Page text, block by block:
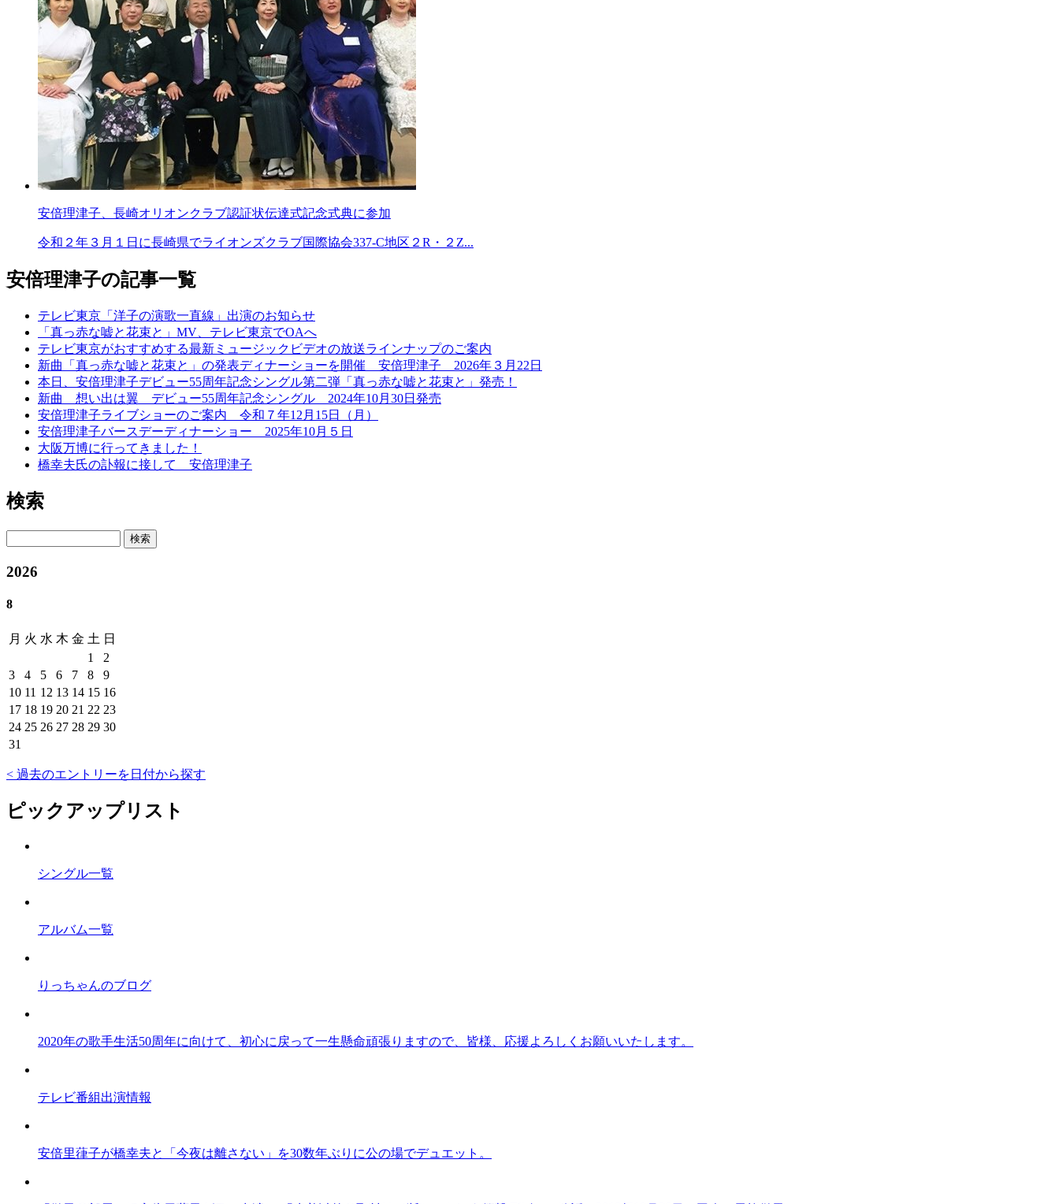
安倍理津子、長崎オリオンクラブ認証状伝達式記念式典に参加
令和２年３月１日に長崎県でライオンズクラブ国際協会337-C地区２R・２Z...
安倍理津子の記事一覧
テレビ東京「洋子の演歌一直線」出演のお知らせ
「真っ赤な嘘と花束と」MV、テレビ東京でOAへ
テレビ東京がおすすめする最新ミュージックビデオの放送ラインナップのご案内
新曲「真っ赤な嘘と花束と」の発表ディナーショーを開催 安倍理津子 2026年３月22日
本日、安倍理津子デビュー55周年記念シングル第二弾「真っ赤な嘘と花束と」発売！
新曲 想い出は翼 デビュー55周年記念シングル 2024年10月30日発売
安倍理津子ライブショーのご案内 令和７年12月15日（月）
安倍理津子バースデーディナーショー 2025年10月５日
大阪万博に行ってきました！
橋幸夫氏の訃報に接して 安倍理津子
検索
検索
2026
8
月 火 水 木 金 土 日
1
2
3
4 5 6 7 8
9
10 11 12 13 14 15 16
17 18 19 20 21 22 23
24 25 26 27 28 29 30
31
< 過去のエントリーを日付から探す
ピックアップリスト
シングル一覧
アルバム一覧
りっちゃんのブログ
2020年の歌手生活50周年に向けて、初心に戻って一生懸命頑張りますので、皆様、応援よろしくお願いいたします。
テレビ番組出演情報
安倍里葎子が橋幸夫と「今夜は離さない」を30数年ぶりに公の場でデュエット。